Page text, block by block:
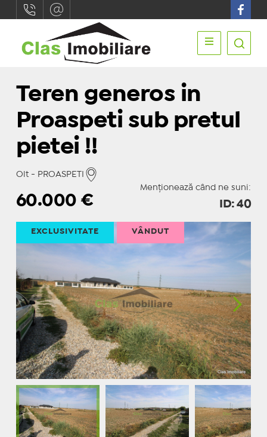
Teren generos in
Proaspeti sub pretul
pietei !!
Olt - PROASPETI
Menționează când ne suni:
60.000€ ID: 40
EXCLUSIVITATE VÂNDUT